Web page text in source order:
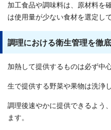
加工食品や調味料は、原材料を
は使用量が少ない食材を選定し
調理における衛生管理を徹底
加熱して提供するものは必ず中
生で提供する野菜や果物は洗浄
調理後速やかに提供できるよう
ます。